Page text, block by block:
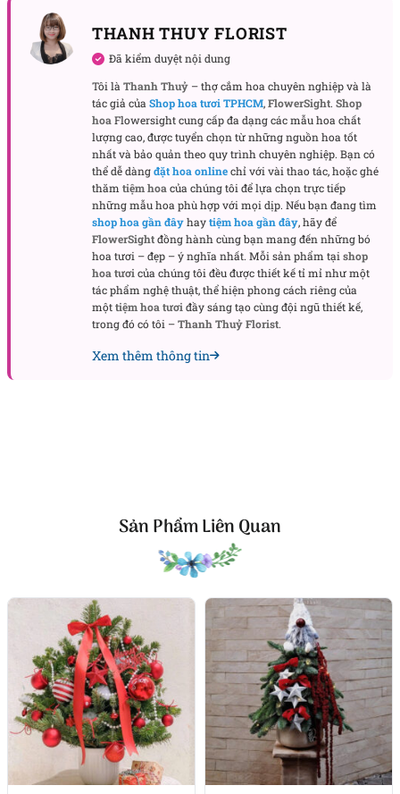
Lá thông tươi được chọn kỹ từ nguồn nhập châu Âu,
mang màu xanh sẫm đặc trưng, mùi hương dịu mát
giúp không gian thêm trong lành. Trái thông khô
phủ lớp sơn nhẹ tự nhiên tạo độ tương phản tinh tế
với sắc nâu ấm, trong khi những trái châu ánh kim
vàng đồng len lỏi giữa tầng lá như những tia nắng
ẩn mình trong tuyết.
Nơ lụa mềm mại được cột ở phần ngọn như điểm kết
tinh của toàn bộ bố cục – không cầu kỳ nhưng tinh
tế, mang lại cảm giác hài hòa giữa sự sang trọng và
sự thân thuộc. Phần chậu gỗ vuông vức, giữ nguyên
vân mộc, giúp tổng thể thêm phần ấm áp và gần gũi
– một chi tiết nhỏ nhưng đủ khiến không gian thêm
phần tinh tế, tự nhiên.
Another World – Khi trang trí trở thành nghệ
sinh động hơn bao giờ hết.
Dù được đặt ở góc phòng khách, bàn làm việc hay
lịch và sang trọng đặc trưng. Mỗi chiếc nơ, mỗi tầng
lá đều được thiết kế để tạo cảm giác chuyển động và
chiều sâu, giúp người nhìn cảm nhận được “hồn”
của Giáng sinh trong từng ánh nhìn.
Kết nối cảm xúc, tạo nên không gian riêng
Another World không chỉ dành cho những ai yêu
thích Giáng sinh, mà còn cho những ai trân trọng
sự tĩnh lặng, muốn tìm lại một khoảnh khắc yên
THANH THUY FLORIST
Đã kiểm duyệt nội dung
Tôi làThanh Thuỷ – thợ cắm hoa chuyên nghiệp và là
tác giả củaShop hoa tươi TPHCM,FlowerSight. Shop
hoaFlowersight cung cấp đa dạng các mẫu hoa chất
lượng cao, được tuyển chọn từ những nguồn hoa tốt
nhất và bảo quản theo quy trình chuyên nghiệp. Bạn có
thể dễ dàngđặt hoa onlinechỉ với vài thao tác, hoặc ghé
thămtiệm hoacủa chúng tôi để lựa chọn trực tiếp
những mẫu hoa phù hợp với mọi dịp. Nếu bạn đang tìm
shop hoa gần đâyhaytiệm hoa gần đây, hãy để
FlowerSightđồng hành cùng bạn mang đến những bó
hoa tươi – đẹp – ý nghĩa nhất. Mỗi sản phẩm tạishop
hoa tươicủa chúng tôi đều được thiết kế tỉ mỉ như một
tác phẩm nghệ thuật, thể hiện phong cách riêng của
mộttiệm hoa tươiđầy sáng tạo cùng đội ngũ thiết kế,
trong đó có tôi –Thanh Thuỷ Florist.
Xem thêm thông tin
Sản Phẩm Liên Quan